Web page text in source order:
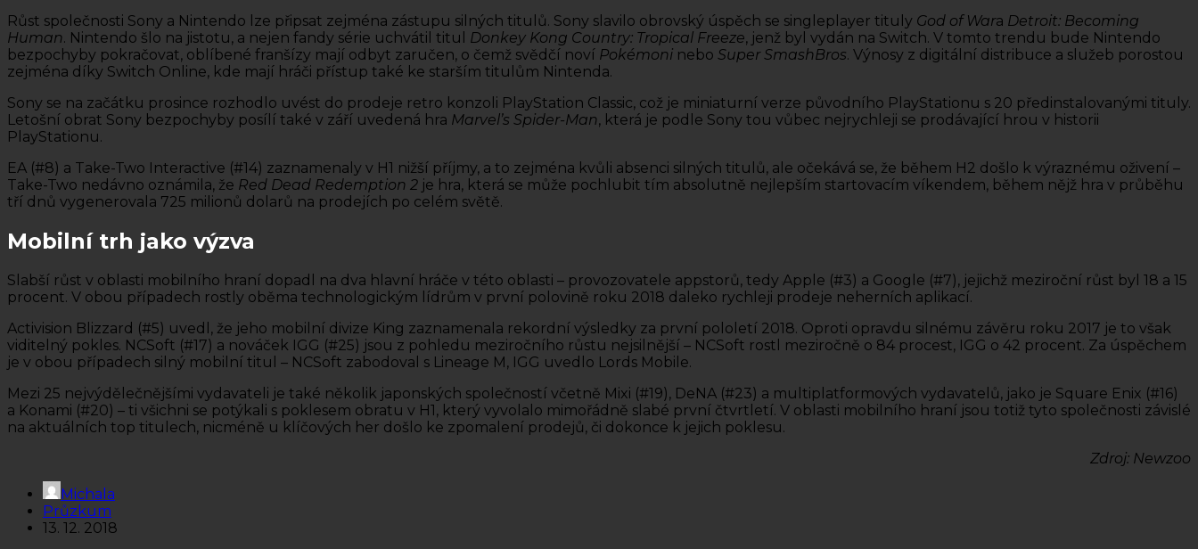
Růst společnosti Sony a Nintendo lze připsat zejména zástupu silných titulů. Sony slavilo obrovský úspěch se singleplayer tituly God of Wara Detroit: Becoming
Human. Nintendo šlo na jistotu, a nejen fandy série uchvátil titul Donkey Kong Country: Tropical Freeze, jenž byl vydán na Switch. V tomto trendu bude Nintendo
bezpochyby pokračovat, oblíbené franšízy mají odbyt zaručen, o čemž svědčí noví Pokémoni nebo Super SmashBros. Výnosy z digitální distribuce a služeb porostou
zejména díky Switch Online, kde mají hráči přístup také ke starším titulům Nintenda.
Sony se na začátku prosince rozhodlo uvést do prodeje retro konzoli PlayStation Classic, což je miniaturní verze původního PlayStationu s 20 předinstalovanými tituly.
Letošní obrat Sony bezpochyby posílí také v září uvedená hra Marvel’s Spider-Man, která je podle Sony tou vůbec nejrychleji se prodávající hrou v historii
PlayStationu.
EA (#8) a Take-Two Interactive (#14) zaznamenaly v H1 nižší příjmy, a to zejména kvůli absenci silných titulů, ale očekává se, že během H2 došlo k výraznému oživení –
Take-Two nedávno oznámila, že Red Dead Redemption 2 je hra, která se může pochlubit tím absolutně nejlepším startovacím víkendem, během nějž hra v průběhu
tří dnů vygenerovala 725 milionů dolarů na prodejích po celém světě.
Mobilní trh jako výzva
Slabší růst v oblasti mobilního hraní dopadl na dva hlavní hráče v této oblasti – provozovatele appstorů, tedy Apple (#3) a Google (#7), jejichž meziroční růst byl 18 a 15
procent. V obou případech rostly oběma technologickým lídrům v první polovině roku 2018 daleko rychleji prodeje neherních aplikací.
Activision Blizzard (#5) uvedl, že jeho mobilní divize King zaznamenala rekordní výsledky za první pololetí 2018. Oproti opravdu silnému závěru roku 2017 je to však
viditelný pokles. NCSoft (#17) a nováček IGG (#25) jsou z pohledu meziročního růstu nejsilnější – NCSoft rostl meziročně o 84 procest, IGG o 42 procent. Za úspěchem
je v obou případech silný mobilní titul – NCSoft zabodoval s Lineage M, IGG uvedlo Lords Mobile.
Mezi 25 nejvýdělečnějšími vydavateli je také několik japonských společností včetně Mixi (#19), DeNA (#23) a multiplatformových vydavatelů, jako je Square Enix (#16)
a Konami (#20) – ti všichni se potýkali s poklesem obratu v H1, který vyvolalo mimořádně slabé první čtvrtletí. V oblasti mobilního hraní jsou totiž tyto společnosti závislé
na aktuálních top titulech, nicméně u klíčových her došlo ke zpomalení prodejů, či dokonce k jejich poklesu.
Zdroj: Newzoo
Michala
Průzkum
13. 12. 2018